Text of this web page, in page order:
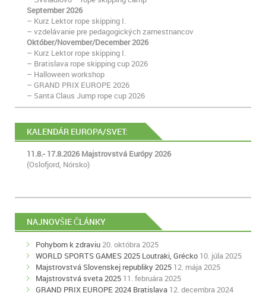
September 2026
– Kurz Lektor rope skipping I.
– vzdelávanie pre pedagogických zamestnancov
Október/November/December 2026
– Kurz Lektor rope skipping I.
– Bratislava rope skipping cup 2026
– Halloween workshop
– GRAND PRIX EUROPE 2026
– Santa Claus Jump rope cup 2026
KALENDÁR EUROPA/SVET:
11.8.- 17.8.2026 Majstrovstvá Európy 2026
(Oslofjord, Nórsko)
NAJNOVŠIE ČLÁNKY
Pohybom k zdraviu20. októbra 2025
WORLD SPORTS GAMES 2025 Loutraki, Grécko 10. júla 2025
Majstrovstvá Slovenskej republiky 2025 12. mája 2025
Majstrovstvá sveta 2025 11. februára 2025
GRAND PRIX EUROPE 2024 Bratislava 12. decembra 2024